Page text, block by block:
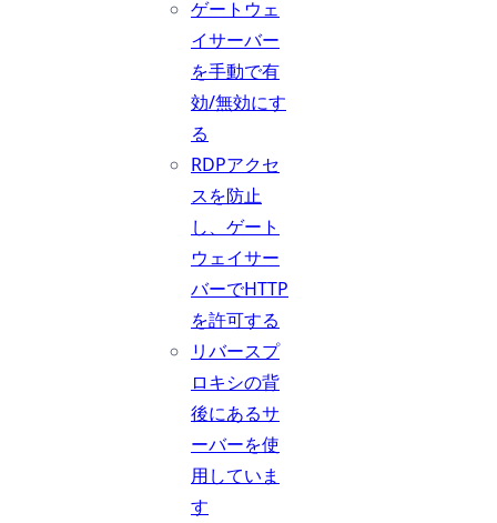
ゲートウェ
イサーバー
を手動で有
効/無効にす
る
RDPアクセ
スを防止
し、ゲート
ウェイサー
バーでHTTP
を許可する
リバースプ
ロキシの背
後にあるサ
ーバーを使
用していま
す